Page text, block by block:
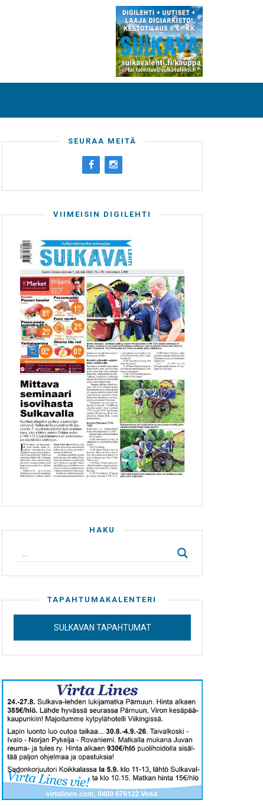
SEURAA MEITÄ
VIIMEISIN DIGILEHTI
HAKU
TAPAHTUMAKALENTERI
SULKAVAN TAPAHTUMAT